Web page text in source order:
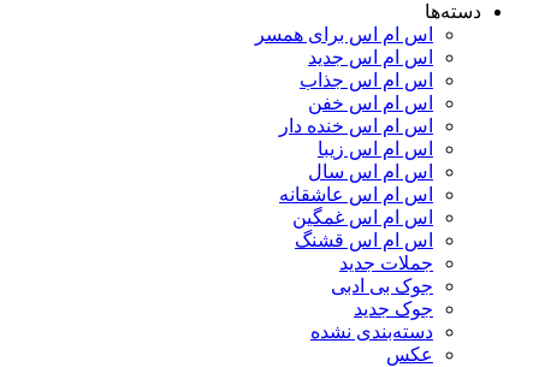
دسته‌ها
اس ام اس برای همسر
اس ام اس جدید
اس ام اس جذاب
اس ام اس خفن
اس ام اس خنده دار
اس ام اس زیبا
اس ام اس سال
اس ام اس عاشقانه
اس ام اس غمگین
اس ام اس قشنگ
جملات جدید
جوک بی ادبی
جوک جدید
دسته‌بندی نشده
عکس